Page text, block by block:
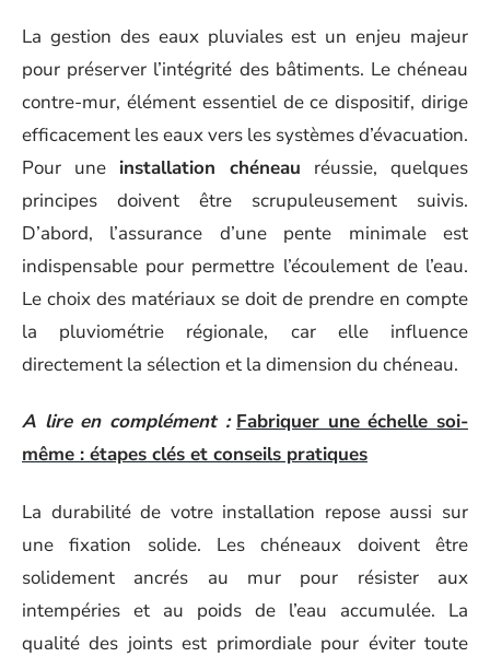
La gestion des eaux pluviales est un enjeu majeur
pour préserver l’intégrité des bâtiments. Le chéneau
contre-mur, élément essentiel de ce dispositif, dirige
efficacement les eaux vers les systèmes d’évacuation.
Pour une installation chéneau réussie, quelques
principes doivent être scrupuleusement suivis.
D’abord, l’assurance d’une pente minimale est
indispensable pour permettre l’écoulement de l’eau.
Le choix des matériaux se doit de prendre en compte
la pluviométrie régionale, car elle influence
directement la sélection et la dimension du chéneau.
A lire en complément : Fabriquer une échelle soi-
même : étapes clés et conseils pratiques
La durabilité de votre installation repose aussi sur
une fixation solide. Les chéneaux doivent être
solidement ancrés au mur pour résister aux
intempéries et au poids de l’eau accumulée. La
qualité des joints est primordiale pour éviter toute